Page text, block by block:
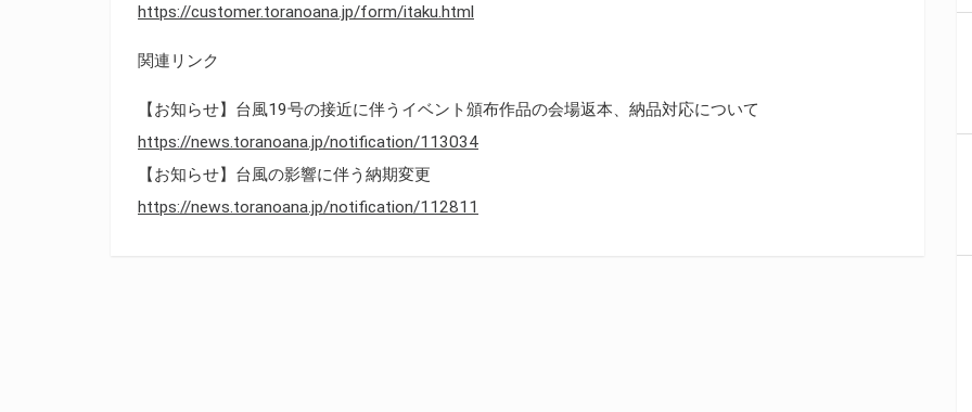
https://customer.toranoana.jp/form/itaku.html
関連リンク
【お知らせ】台風19号の接近に伴うイベント頒布作品の会場返本、納品対応について
https://news.toranoana.jp/notification/113034
【お知らせ】台風の影響に伴う納期変更
https://news.toranoana.jp/notification/112811